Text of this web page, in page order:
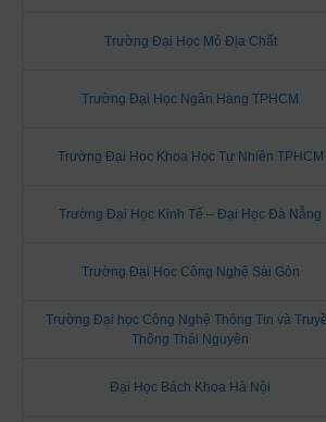
Trường Đại Học Mỏ Địa Chất
Trường Đại Học Ngân Hàng TPHCM
Trường Đại Học Khoa Học Tự Nhiên TPHCM
Trường Đại Học Kinh Tế – Đại Học Đà Nẵng
Trường Đại Học Công Nghệ Sài Gòn
Trường Đại học Công Nghệ Thông Tin và
Thông Thái Nguyên
Đại Học Bách Khoa Hà Nội